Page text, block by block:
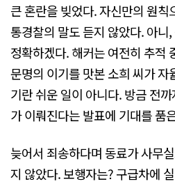
큰 혼란을 빚었다. 자신만의 원
통경찰의 말도 듣지 않았다. 아니
정확하겠다. 해커는 여전히 추적
문명의 이기를 맛본 소희 씨가
기란 쉬운 일이 아니다. 방금 전
가 이뤄진다는 발표에 기대를 품
늦어서 죄송하다며 동료가 사무
지 않았다. 보행자는? 구급차에